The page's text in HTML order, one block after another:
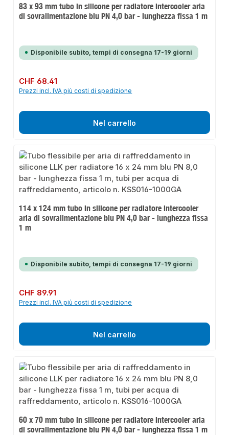
83 x 93 mm tubo in silicone per radiatore intercooler aria
di sovralimentazione blu PN 4,0 bar - lunghezza fissa 1 m
Disponibile subito, tempi di consegna 17-19 giorni
Prezzo normale:
CHF 68.41
Prezzi incl. IVA più costi di spedizione
Nel carrello
114 x 124 mm tubo in silicone per radiatore intercooler
aria di sovralimentazione blu PN 4,0 bar - lunghezza fissa
1 m
Disponibile subito, tempi di consegna 17-19 giorni
Prezzo normale:
CHF 89.91
Prezzi incl. IVA più costi di spedizione
Nel carrello
60 x 70 mm tubo in silicone per radiatore intercooler aria
di sovralimentazione blu PN 4,0 bar - lunghezza fissa 1 m